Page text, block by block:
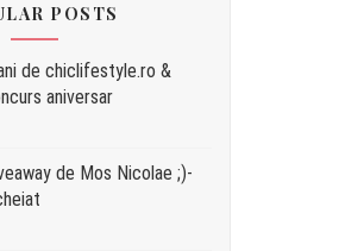
POSTS
de chiclifestyle.ro &
aniversar
de Mos Nicolae ;)-